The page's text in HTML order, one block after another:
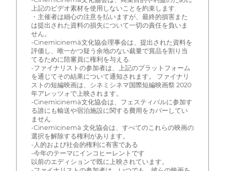
上記のビデオ素材を使用しないことを約束します.
・主催者は細心の注意を払いますが、最終的損害また
は提出された資料の損失について一切の責任を負いま
せん。
-Cinemìcinemà文化協会理事会は、提出された資料を
評価し、唯一かつ疑う余地のない裁量で賞品を割り当
てるために陪審員に権利を与える.
-ファイナリストの参加者は、上記のプラットフォーム
を通じてその結果について通知されます。 ファイナリ
ストの短編映画は、シネミシネマ国際短編映画祭 2020
年アレッツォで上映されます。
-Cinemìcinemà文化協会は、フェスティバルに参加す
る誰にも輸送や宿泊施設に関する費用をカバーしてい
ません.
-Cinemìcinemà 文化協会は、すべてのこれらの映画の
選択を解除する権利があります。
-人的および社会的権利に有害である
-今年のテーマにインコヒーレントです
以前のエディションで既に上映されています。